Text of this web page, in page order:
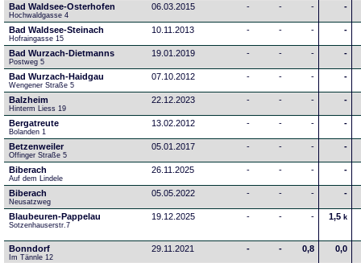
Bad Waldsee-Osterhofen
Hochwaldgasse 4
06.03.2015 - - - -
Bad Waldsee-Steinach
Hofraingasse 15
10.11.2013 - - - -
Bad Wurzach-Dietmanns
Postweg 5
19.01.2019 - - - -
Bad Wurzach-Haidgau
Wengener Straße 5
07.10.2012 - - - -
Balzheim
Hinterm Liess 19
22.12.2023 - - - -
Bergatreute
Bolanden 1
13.02.2012 - - - -
Betzenweiler
Offinger Straße 5
05.01.2017 - - - -
Biberach
Auf dem Lindele
26.11.2025 - - - -
Biberach
Neusatzweg
05.05.2022 - - - -
Blaubeuren-Pappelau
Sotzenhauserstr.7
19.12.2025 - - - 1,5 k
Bonndorf
Im Tännle 12
29.11.2021 - - 0,8 0,0